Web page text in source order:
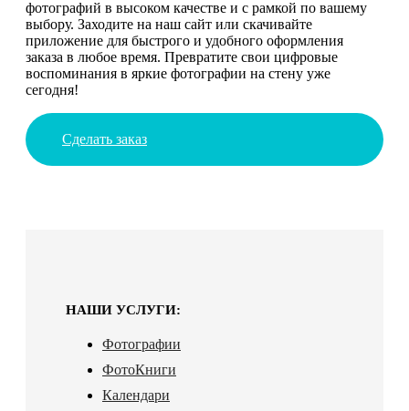
фотографий в высоком качестве и с рамкой по вашему
выбору. Заходите на наш сайт или скачивайте
приложение для быстрого и удобного оформления
заказа в любое время. Превратите свои цифровые
воспоминания в яркие фотографии на стену уже
сегодня!
Сделать заказ
НАШИ УСЛУГИ:
Фотографии
ФотоКниги
Календари